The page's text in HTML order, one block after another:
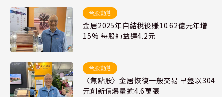
台股動態
金居2025年自結稅後賺10.62億元年增
15% 每股純益達4.2元
台股動態
〈焦點股〉金居恢復一般交易 早盤以304
元創新價爆量逾4.6萬張